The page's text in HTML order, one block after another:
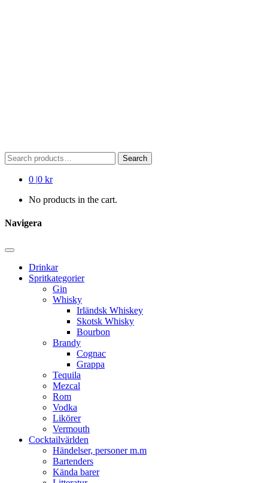
Search
for:
Search
0 |0 kr
No products in the cart.
Navigera
Drinkar
Spritkategorier
Gin
Whisky
Irländsk Whiskey
Skotsk Whisky
Bourbon
Brandy
Cognac
Grappa
Tequila
Mezcal
Rom
Vodka
Likörer
Vermouth
Cocktailvärlden
Händelser, personer m.m
Bartenders
Kända barer